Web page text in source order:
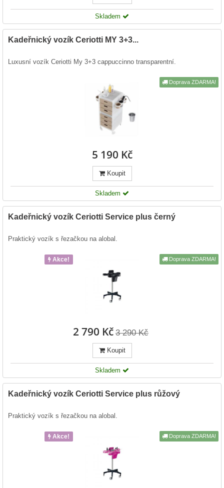
Skladem
Kadeřnický vozík Ceriotti MY 3+3...
Luxusní vozík Ceriotti My 3+3 cappuccinno transparentní.
5 190 Kč
Doprava ZDARMA!
Koupit
Skladem
Kadeřnický vozík Ceriotti Service plus černý
Praktický vozík s řezačkou na alobal.
Akce!
2 790 Kč 3 290 Kč
Doprava ZDARMA!
Koupit
Skladem
Kadeřnický vozík Ceriotti Service plus růžový
Praktický vozík s řezačkou na alobal.
Akce! Doprava ZDARMA!